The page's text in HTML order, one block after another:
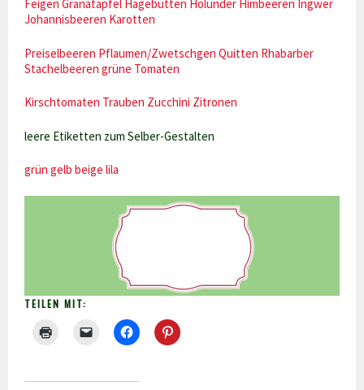
Feigen Granatapfel Hagebutten Holunder Himbeeren Ingwer
Johannisbeeren Karotten
Preiselbeeren Pflaumen/Zwetschgen Quitten Rhabarber
Stachelbeeren grüne Tomaten
Kirschtomaten Trauben Zucchini Zitronen
leere Etiketten zum Selber-Gestalten
grün gelb beige lila
TEILEN MIT: